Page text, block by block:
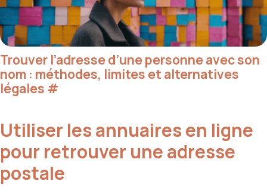
Trouver l’adresse d’une personne avec son
nom : méthodes, limites et alternatives
légales #
Utiliser les annuaires en ligne
pour retrouver une adresse
postale